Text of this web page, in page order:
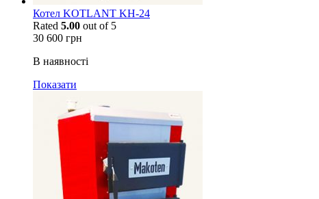
Котел KOTLANT KH-24
Rated 5.00 out of 5
30 600 грн
В наявності
Показати